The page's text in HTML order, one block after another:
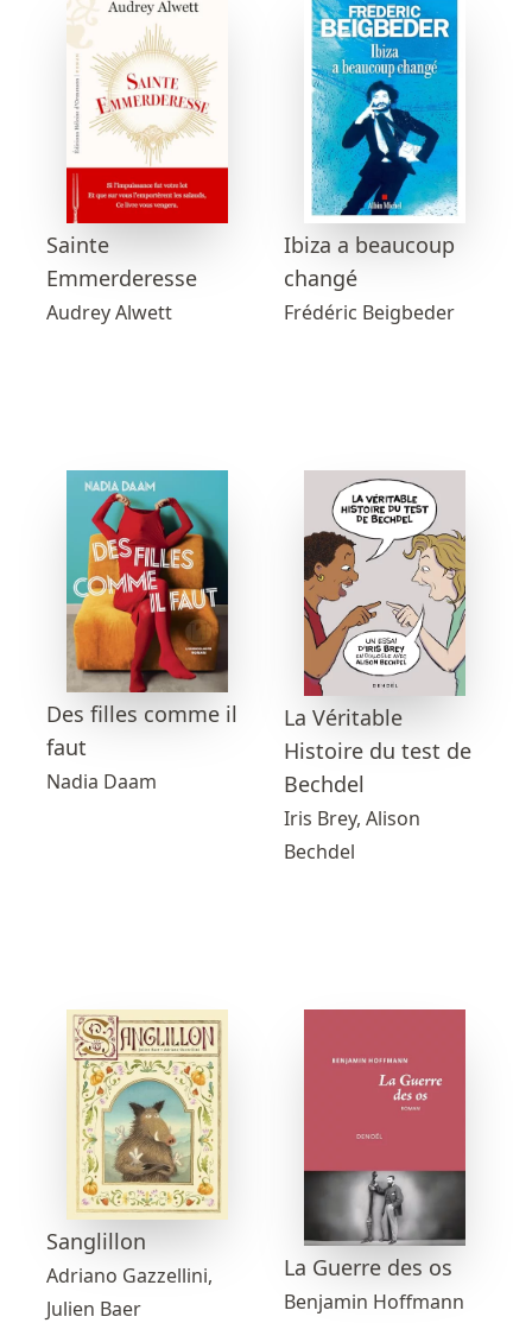
Sainte
Emmerderesse
Audrey Alwett
Ibiza a beaucoup
changé
Frédéric Beigbeder
Des filles comme il
faut
Nadia Daam
La Véritable
Histoire du test de
Bechdel
Iris Brey, Alison
Bechdel
Sanglillon
Adriano Gazzellini,
Julien Baer
La Guerre des os
Benjamin Hoffmann